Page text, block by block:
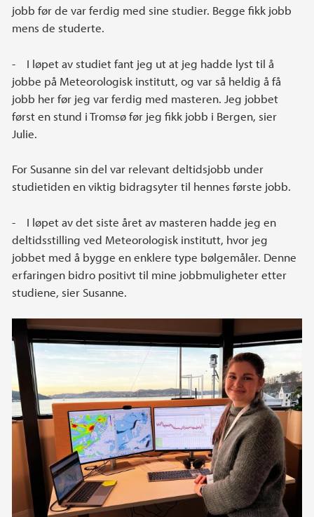
jobb før de var ferdig med sine studier. Begge fikk jobb
mens de studerte.
- I løpet av studiet fant jeg ut at jeg hadde lyst til å
jobbe på Meteorologisk institutt, og var så heldig å få
jobb her før jeg var ferdig med masteren. Jeg jobbet
først en stund i Tromsø før jeg fikk jobb i Bergen, sier
Julie.
For Susanne sin del var relevant deltidsjobb under
studietiden en viktig bidragsyter til hennes første jobb.
- I løpet av det siste året av masteren hadde jeg en
deltidsstilling ved Meteorologisk institutt, hvor jeg
jobbet med å bygge en enklere type bølgemåler. Denne
erfaringen bidro positivt til mine jobbmuligheter etter
studiene, sier Susanne.